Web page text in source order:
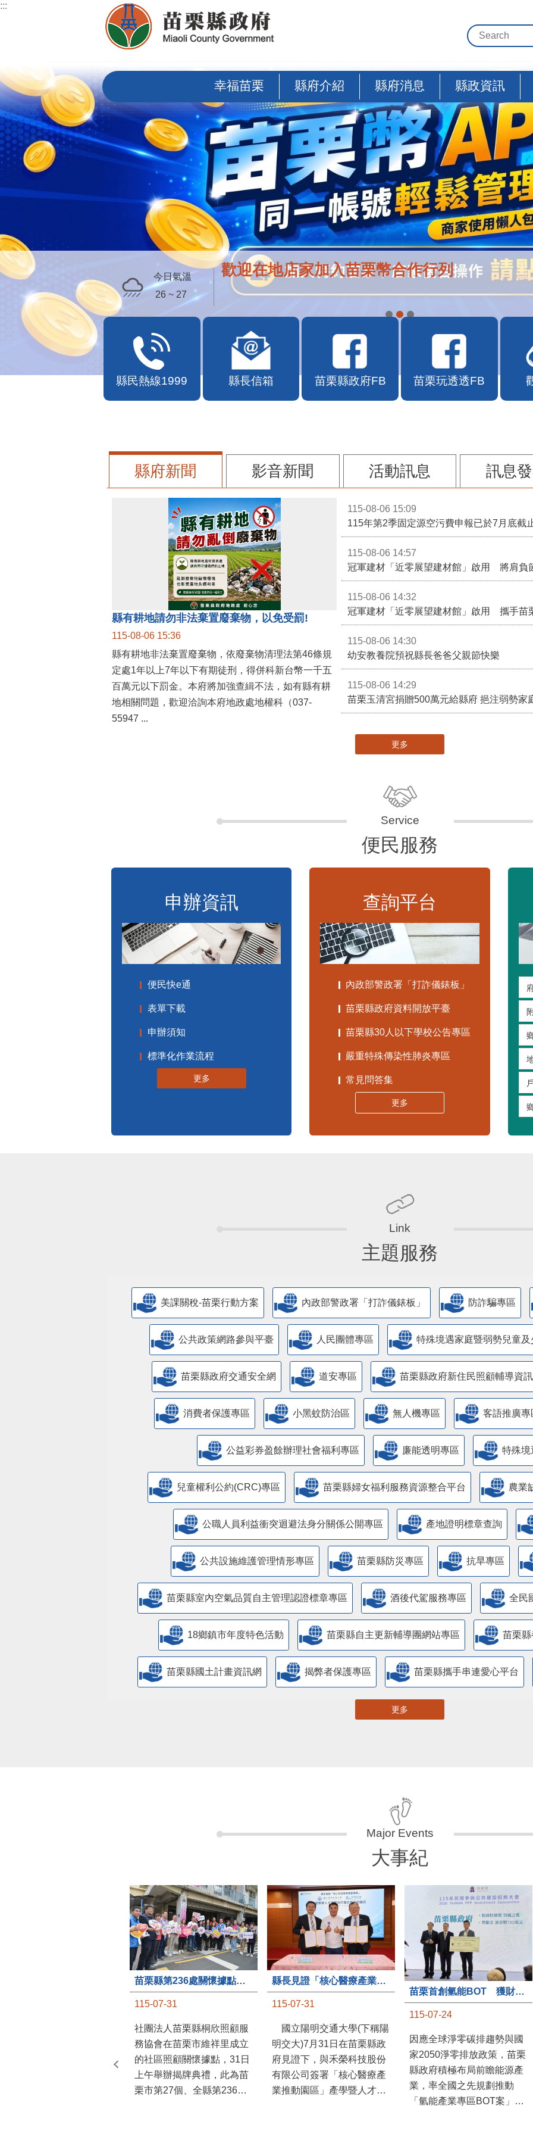
跳到主要內容區塊
:::
幸福苗栗 縣府介紹 縣府消息 縣政資訊
歡迎在地店家加入苗栗幣合作行列
今日氣溫
26 ~ 27
縣民熱線1999 縣長信箱 苗栗縣政府FB 苗栗玩透透FB
縣府新聞 影音新聞 活動訊息 訊息
縣有耕地請勿非法棄置廢棄物，以免受罰!
115-08-06 15:36
縣有耕地非法棄置廢棄物，依廢棄物清理法第46條規
定處1年以上7年以下有期徒刑，得併科新台幣一千五
百萬元以下罰金。本府將加強查緝不法，如有縣有耕
地相關問題，歡迎洽詢本府地政處地權科（037-
55947 ...
115-08-06 15:09
115-08-06 14:57
冠軍建材「近零展望建材館」啟用 將肩負
115-08-06 14:32
冠軍建材「近零展望建材館」啟用 攜手苗
115-08-06 14:30
幼安教養院預祝縣長爸爸父親節快樂
115-08-06 14:29
苗栗玉清宮捐贈500萬元給縣府 挹注弱勢家
更多
便民服務
申辦資訊
便民快e通
表單下載
申辦須知
標準化作業流程
更多
查詢平台
內政部警政署「打詐儀錶板」
苗栗縣政府資料開放平臺
苗栗縣30人以下學校公告專區
嚴重特殊傳染性肺炎專區
常見問答集
更多
主題服務
美課關稅-苗栗行動方案 內政部警政署「打詐儀錶板」 防詐騙專區
公共政策網路參與平臺 人民團體專區 特殊境遇家庭暨弱勢兒童
苗栗縣政府交通安全網 道安專區 苗栗縣政府新住民照顧輔導資
消費者保護專區 小黑蚊防治區 無人機專區 客語推廣專
公益彩券盈餘辦理社會福利專區 廉能透明專區 特殊境
兒童權利公約(CRC)專區 苗栗縣婦女福利服務資源整合平台 農業
公職人員利益衝突迴避法身分關係公開專區 產地證明標章查詢
​公共設施維護管理情形專區 苗栗縣防災專區 抗旱專區
苗栗縣室內空氣品質自主管理認證標章專區 酒後代駕服務專區 全民
18鄉鎮市年度特色活動 苗栗縣自主更新輔導團網站專區 苗栗
苗栗縣國土計畫資訊網 揭弊者保護專區 苗栗縣攜手串連愛心平台
更多
大事紀
苗栗縣第236處關懷據點在苗栗市維祥里揭牌
115-07-31
社團法人苗栗縣桐欣照顧服
務協會在苗栗市維祥里成立
的社區照顧關懷據點，31日
上午舉辦揭牌典禮，此為苗
栗市第27個、全縣第236處
縣長見證「核心醫療產業推動園區」產學合作簽約儀式
115-07-31
國立陽明交通大學(下稱陽
明交大)7月31日在苗栗縣政
府見證下，與禾榮科技股份
有限公司簽署「核心醫療產
業推動園區」產學暨人才培
苗栗首創氫能BOT 獲財政部「突破之翼」肯定
115-07-24
因應全球淨零碳排趨勢與國
家2050淨零排放政策，苗栗
縣政府積極布局前瞻能源產
業，率全國之先規劃推動
「氫能產業專區BOT案」，